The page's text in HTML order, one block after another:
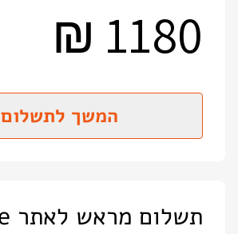
1180
₪
המשך לתשלום
תשלום מראש לאתר ToCode